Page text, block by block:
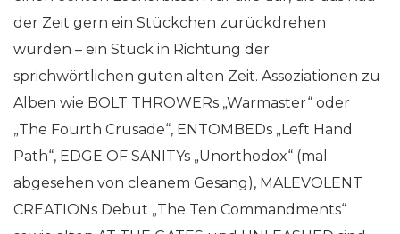
der Zeit gern ein Stückchen zurückdrehen
würden – ein Stück in Richtung der
sprichwörtlichen guten alten Zeit. Assoziationen zu
Alben wie BOLT THROWERs „Warmaster“ oder
„The Fourth Crusade“, ENTOMBEDs „Left Hand
Path“, EDGE OF SANITYs „Unorthodox“ (mal
abgesehen von cleanem Gesang), MALEVOLENT
CREATIONs Debut „The Ten Commandments“